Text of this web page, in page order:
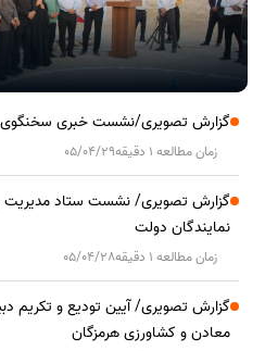
گزارش تصویری/نشست خبری سخنگوی
زمان مطالعه 1 دقیقه 05/04/29
گزارش تصویری/ نشست ستاد مدیریت
نمایندگان دولت
زمان مطالعه 1 دقیقه 05/04/28
گزارش تصویری/ آیین تودیع و تکریم
معادن و کشاورزی هرمزگان